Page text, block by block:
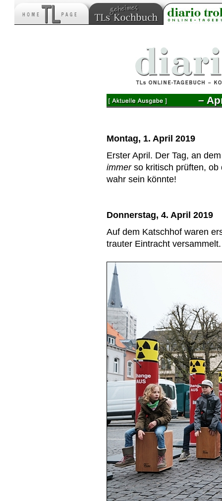
–
Montag, 1. April 2019
Erster April. Der Tag, an
immerso kritisch prüften,
wahr sein könnte!
Donnerstag, 4. April 2019
Auf dem Katschhof waren
trauter Eintracht versammelt.